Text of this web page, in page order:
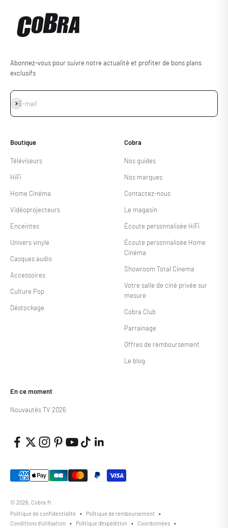
Abonnez-vous pour suivre notre actualité et profiter de bons plans
exclusifs
E-mail
S'inscrire
Boutique
Téléviseurs
HiFi
Home Cinéma
Vidéoprojecteurs
Enceintes
Univers vinyle
Casques audio
Accessoires
Culture Pop
Déstockage
Cobra
Nos guides
Nos marques
Contactez-nous
Le magasin
Écoute personnalisée HiFi
Écoute personnalisée Home
Cinéma
Showroom Total Cinema
Votre salle de ciné privée sur
mesure
Cobra Club
Parrainage
Offres de remboursement
Le blog
En ce moment
Nouvautés TV 2026
© 2026, Cobra.fr.
Politique de confidentialité
Politique de remboursement
Conditions d’utilisation
Politique d’expédition Coordonnées
votre liste de souhaits et afficher vos articles précédemment
enregistrés.